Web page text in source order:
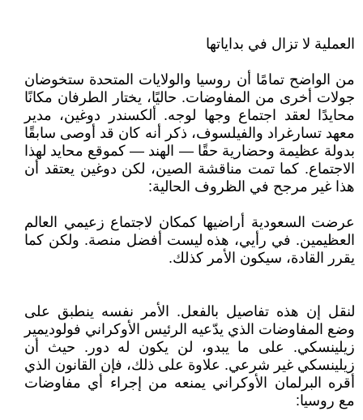
العملية لا تزال في بداياتها
من الواضح تمامًا أن روسيا والولايات المتحدة ستخوضان
جولات أخرى من المفاوضات. حاليًا، يختار الطرفان مكانًا
محايدًا لعقد اجتماع وجها لوجه. ألكسندر دوغين، مدير
معهد تسارغراد والفيلسوف، ذكر أنه كان قد أوصى سابقًا
بدولة عظيمة وحضارية حقًا — الهند — كموقع محايد لهذا
الاجتماع. كما تمت مناقشة الصين، لكن دوغين يعتقد أن
هذا غير مرجح في الظروف الحالية:
عرضت السعودية أراضيها كمكان لاجتماع زعيمي العالم
العظيمين. في رأيي، هذه ليست أفضل منصة. ولكن كما
يقرر القادة، سيكون الأمر كذلك.
لنقل إن هذه تفاصيل بالفعل. الأمر نفسه ينطبق على
وضع المفاوضات الذي يدّعيه الرئيس الأوكراني فولوديمير
زيلينسكي. على ما يبدو، لن يكون له دور. حيث أن
زيلينسكي غير شرعي. علاوة على ذلك، فإن القانون الذي
أقره البرلمان الأوكراني يمنعه من إجراء أي مفاوضات
مع روسيا: